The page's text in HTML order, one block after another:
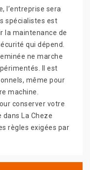
l’entreprise sera
spécialistes est
la maintenance de
qui dépend.
ne marche
Il est
même pour
machine.
conserver votre
dans La Cheze
règles exigées par